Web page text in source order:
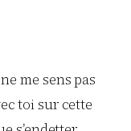
me sens pas
toi sur cette